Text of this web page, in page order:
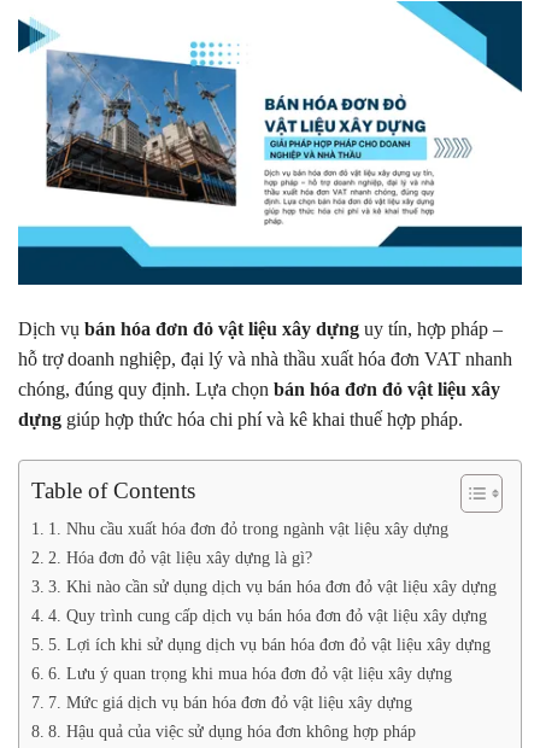
Dịch vụ bán hóa đơn đỏ vật liệu xây dựng uy tín, hợp pháp –
hỗ trợ doanh nghiệp, đại lý và nhà thầu xuất hóa đơn VAT nhanh
chóng, đúng quy định. Lựa chọn bán hóa đơn đỏ vật liệu xây
dựng giúp hợp thức hóa chi phí và kê khai thuế hợp pháp.
Table of Contents
1. Nhu cầu xuất hóa đơn đỏ trong ngành vật liệu xây dựng
2. Hóa đơn đỏ vật liệu xây dựng là gì?
3. Khi nào cần sử dụng dịch vụ bán hóa đơn đỏ vật liệu xây dựng
4. Quy trình cung cấp dịch vụ bán hóa đơn đỏ vật liệu xây dựng
5. Lợi ích khi sử dụng dịch vụ bán hóa đơn đỏ vật liệu xây dựng
6. Lưu ý quan trọng khi mua hóa đơn đỏ vật liệu xây dựng
7. Mức giá dịch vụ bán hóa đơn đỏ vật liệu xây dựng
8. Hậu quả của việc sử dụng hóa đơn không hợp pháp